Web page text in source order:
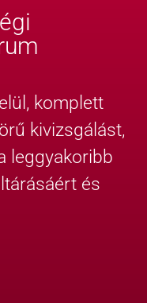
komplett
kivizsgálást,
leggyakoribb
és